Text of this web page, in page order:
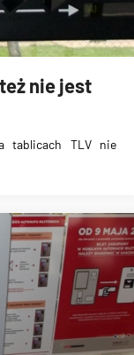
nie jest
tablicach TLV nie